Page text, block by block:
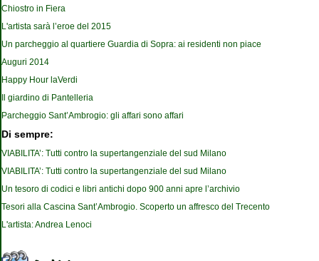
Chiostro in Fiera
L'artista sarà l’eroe del 2015
Un parcheggio al quartiere Guardia di Sopra: ai residenti non piace
Auguri 2014
Happy Hour laVerdi
Il giardino di Pantelleria
Parcheggio Sant’Ambrogio: gli affari sono affari
Di sempre:
VIABILITA’: Tutti contro la supertangenziale del sud Milano
VIABILITA’: Tutti contro la supertangenziale del sud Milano
Un tesoro di codici e libri antichi dopo 900 anni apre l’archivio
Tesori alla Cascina Sant’Ambrogio. Scoperto un affresco del Trecento
L'artista: Andrea Lenoci